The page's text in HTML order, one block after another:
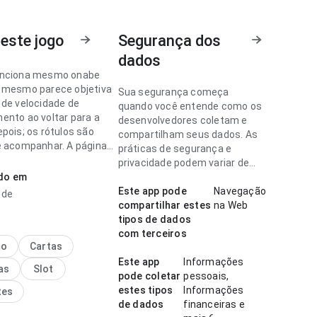
jogo
mesmo onabe
parece objetiva
velocidade de
ao voltar para a
os rótulos são
A página
mesmo parece
longas; a estrutura
o próximo passo. Esse
o app mais
para testar.
em
Cartas
Slot
Segurança dos
dados
Sua segurança começa
quando você entende como os
desenvolvedores coletam e
compartilham seus dados. As
práticas de segurança e
privacidade podem variar de
idade.
Este app pode
compartilhar estes
tipos de dados
com terceiros
Navegação
na Web
Este app
pode coletar
estes tipos
de dados
Informações
pessoais,
Informações
financeiras e